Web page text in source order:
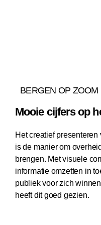
BERGEN OP ZOOM
Mooie cijfers op
Het creatief
is de manier om
brengen. Met visuele
informatie omzetten in
publiek voor zich
heeft dit goed gezien.